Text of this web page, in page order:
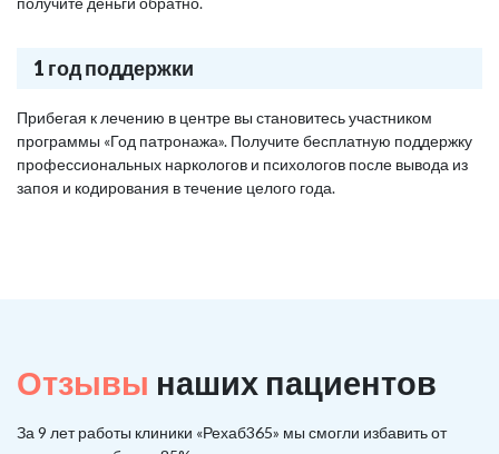
1 год поддержки
Прибегая к лечению в центре вы становитесь участником
программы «Год патронажа». Получите бесплатную поддержку
профессиональных наркологов и психологов после вывода из
запоя и кодирования в течение целого года.
Отзывы наших пациентов
За 9 лет работы клиники «Рехаб365» мы смогли избавить от